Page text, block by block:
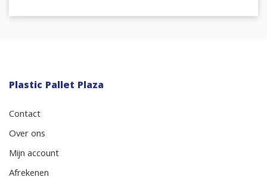
Plastic Pallet Plaza
Contact
Over ons
Mijn account